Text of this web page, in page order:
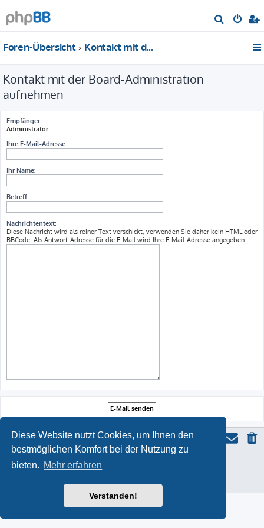
Diese Website nutzt Cookies, um Ihnen den
bestmöglichen Komfort bei der Nutzung zu
bieten. Mehr erfahren
Verstanden!
u
Foren-Übersicht Kontakt mit der Board-Administration aufnehmen
Kontakt mit der Board-Administration
aufnehmen
Empfänger:
Administrator
Ihre E-Mail-Adresse:
Ihr Name:
Betreff:
Nachrichtentext:
Diese Nachricht wird als reiner Text verschickt, verwenden Sie daher kein HTML oder
BBCode. Als Antwort-Adresse für die E-Mail wird Ihre E-Mail-Adresse angegeben.
Powered byphpBB
Datenschutz|Nutzungsbedingungen